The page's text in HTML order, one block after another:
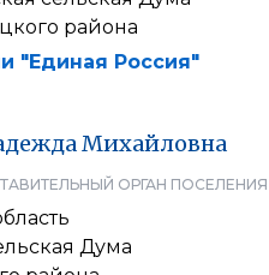
района
"Единая Россия"
Михайловна
ОРГАН ПОСЕЛЕНИЯ
Дума